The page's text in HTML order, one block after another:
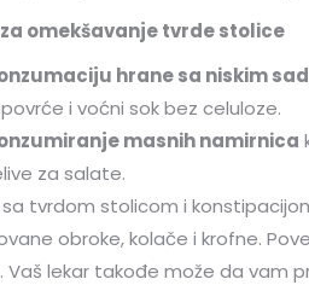
omekšavanje tvrde stolice
hrane sa niskim
i voćni sok bez celuloze.
masnih namirnica
za salate.
tvrdom stolicom i
obroke, kolače i krofne.
Vaš lekar takođe može da vam